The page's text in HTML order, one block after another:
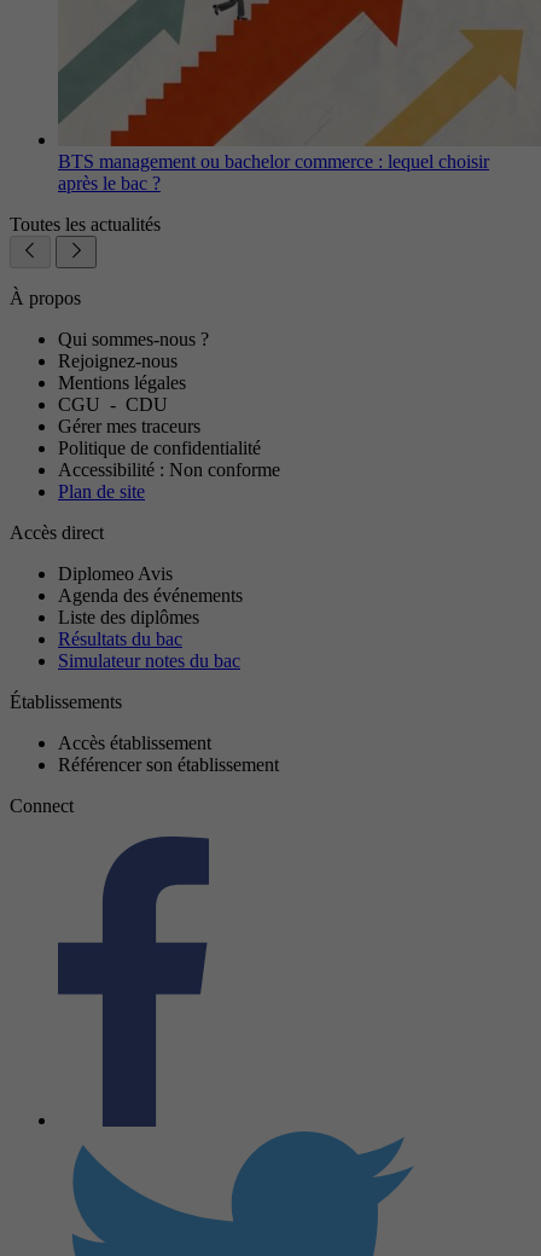
BTS management ou bachelor commerce : lequel choisir
après le bac ?
Toutes les actualités
À propos
Qui sommes-nous ?
Rejoignez-nous
Mentions légales
CGU - CDU
Gérer mes traceurs
Politique de confidentialité
Accessibilité : Non conforme
Plan de site
Accès direct
Diplomeo Avis
Agenda des événements
Liste des diplômes
Résultats du bac
Simulateur notes du bac
Établissements
Accès établissement
Référencer son établissement
Connect